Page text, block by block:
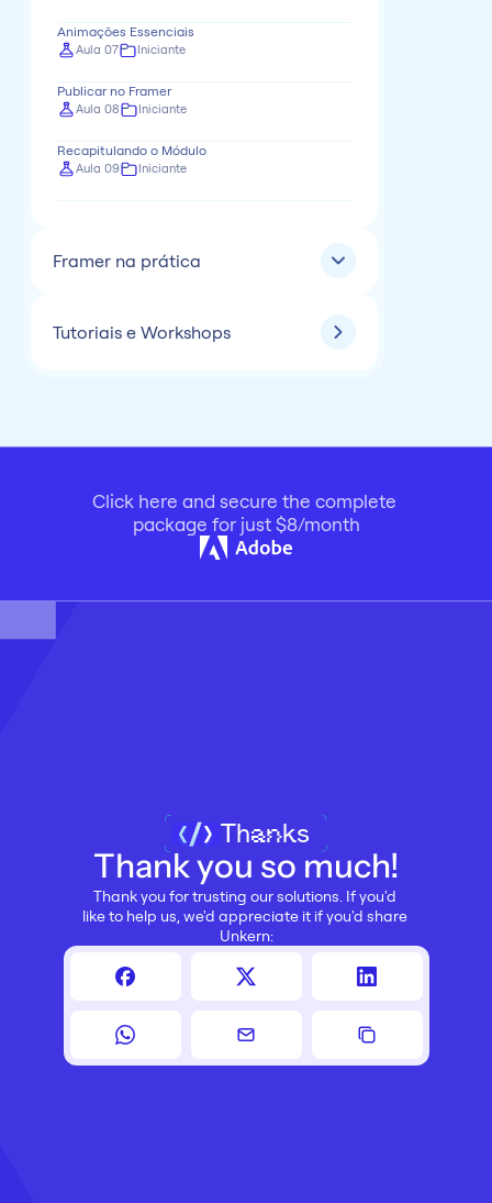
Animações Essenciais
Aula 07 Iniciante
Publicar no Framer
Aula 08 Iniciante
Recapitulando o Módulo
Aula 09 Iniciante
Framer na prática
Tutoriais e Workshops
Click here and secure the complete
package for just $8/month
Thanks
Thank you so much!
Thank you for trusting our solutions. If you'd
like to help us, we'd appreciate it if you'd share
Unkern: